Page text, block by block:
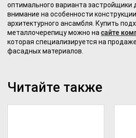
оптимального варианта застройщики
внимание на особенности
архитектурного ансамбля. Купить
металлочерепицу можно на сайте
которая специализируется на
фасадных материалов.
Читайте также